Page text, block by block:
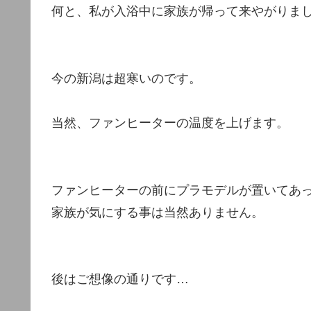
何と、私が入浴中に家族が帰って来やがりまし
今の新潟は超寒いのです。
当然、ファンヒーターの温度を上げます。
ファンヒーターの前にプラモデルが置いてあ
家族が気にする事は当然ありません。
後はご想像の通りです…